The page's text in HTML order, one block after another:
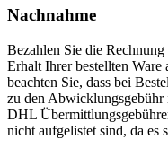
Nachnahme
Bezahlen Sie die
Erhalt Ihrer bestellten Ware
beachten Sie, dass bei
zu den
DHL
nicht aufgelistet sind, da es